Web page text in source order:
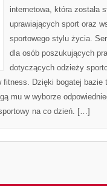
internetowa, która została
uprawiających sport oraz
sportowego stylu życia.
dla osób poszukujących
dotyczących odzieży
fitness. Dzięki bogatej
mu w wyborze
na co dzień. […]